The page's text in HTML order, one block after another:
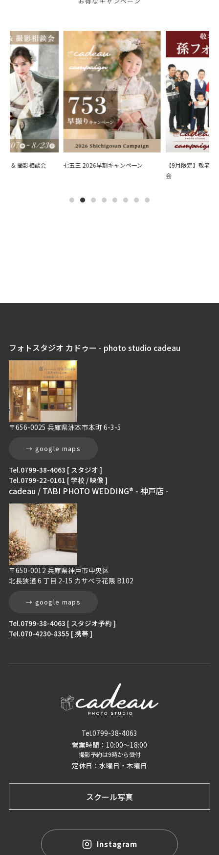
& 撮影相談会 七五三 2026早割キャンペーン
【9月限定】敬老の
会
フォトスタジオ カドゥー - photo studio cadeau
〒656-0025 兵庫県洲本市本町 6-3-5
→ google maps
Tel.0799-38-4063 [ スタジオ ]
Tel.0799-22-0161 [ 学校 / 映像 ]
cadeau / TABI PHOTO WEDDING® - 神戸店 -
〒650-0012 兵庫県神戸市中央区
北長狭通 6 丁目 2-15 カサベラ花隈 B102
→ google maps
Tel.0799-38-4063 [ スタジオ予約 ]
Tel.070-4230-8355 [ 携帯 ]
Tel.0799-38-4063
営業時間：10:00〜18:00
撮影予約は9時から受付
定休日：水曜日・木曜日
スクール写真
Instagram